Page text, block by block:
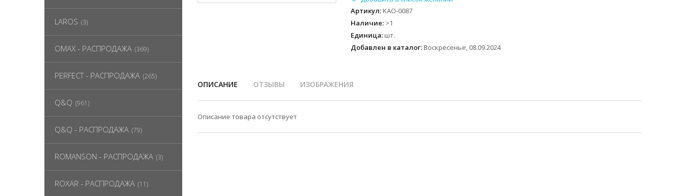
Артикул: KAO-0087
Наличие: >1
Единица: шт.
Добавлен в каталог: Воскресенье, 08.09.2024
ОПИСАНИЕ ОТЗЫВЫ ИЗОБРАЖЕНИЯ
Описание товара отсутствует
LAROS (3)
OMAX - РАСПРОДАЖА (369)
PERFECT - РАСПРОДАЖА (265)
Q&Q (961)
Q&Q - РАСПРОДАЖА (79)
ROMANSON - РАСПРОДАЖА (3)
ROXAR - РАСПРОДАЖА (11)